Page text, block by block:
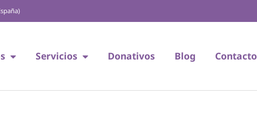
Servicios Donativos Blog Contacto